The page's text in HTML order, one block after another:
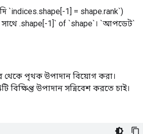
`indices.shape[-1] = shape.rank`)
সাথে .shape[-1]` of `shape`। `আপডেট`
পৃথক উপাদান বিয়োগ করা।
উপাদান সন্নিবেশ করতে চাই।